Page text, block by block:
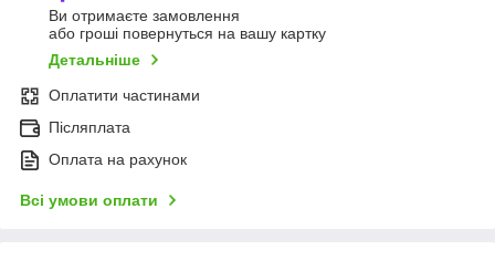
Ви отримаєте замовлення
або гроші повернуться на вашу картку
Детальніше
Оплатити частинами
Післяплата
Оплата на рахунок
Всі умови оплати